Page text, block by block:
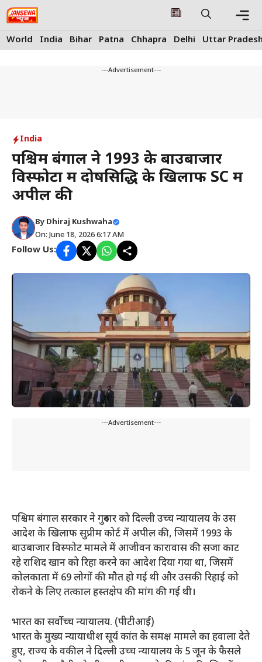
Skip
to
content
World India Bihar Patna Chhapra Delhi Uttar
---Advertisement---
India
पश्चिम बंगाल ने 1993 के बाउबाजार
विस्फोटों में दोषसिद्धि के खिलाफ SC में
अपील की
By Dhiraj Kushwaha
On: June 18, 2026 6:17 AM
Follow Us:
---Advertisement---
पश्चिम बंगाल सरकार ने गुरुवार को दिल्ली उच्च न्यायालय के उस
आदेश के खिलाफ सुप्रीम कोर्ट में अपील की, जिसमें 1993 के
बाउबाजार विस्फोट मामले में आजीवन कारावास की सजा काट
रहे राशिद खान को रिहा करने का आदेश दिया गया था, जिसमें
कोलकाता में 69 लोगों की मौत हो गई थी और उसकी रिहाई को
रोकने के लिए तत्काल हस्तक्षेप की मांग की गई थी।
भारत का सर्वोच्च न्यायालय. (पीटीआई)
भारत के मुख्य न्यायाधीश सूर्य कांत के समक्ष मामले का हवाला देते
हुए, राज्य के वकील ने दिल्ली उच्च न्यायालय के 5 जून के फैसले